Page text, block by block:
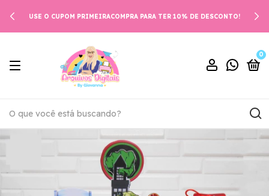
USE O CUPOM PRIMEIRACOMPRA PARA TER 10% DE DESCONTO!
0